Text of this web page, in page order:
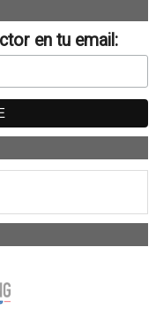
en tu email: